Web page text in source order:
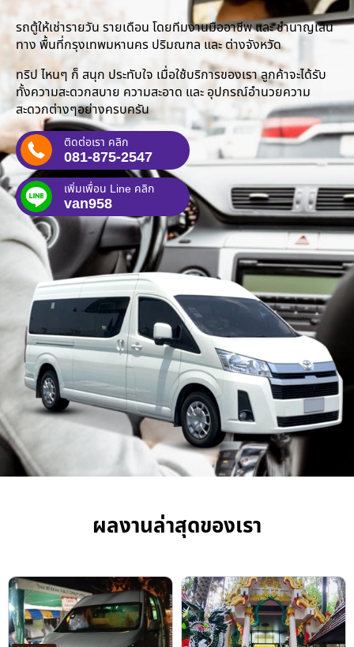
รถตู้ให้เช่ารายวัน รายเดือน โดยทีมงานมืออาชีพ และ ชำนาญเส้น
ทาง พื้นที่กรุงเทพมหานคร ปริมณฑล และ ต่างจังหวัด
ทริป ไหนๆ ก็ สนุก ประทับใจ เมื่อใช้บริการของเรา ลูกค้าจะได้รับ
ทั้งความสะดวกสบาย ความสะอาด และ อุปกรณ์อำนวยความ
สะดวกต่างๆอย่างครบครัน
ติดต่อเรา คลิก
081-875-2547
เพิ่มเพื่อน Line คลิก
van958
ผลงานล่าสุดของเรา